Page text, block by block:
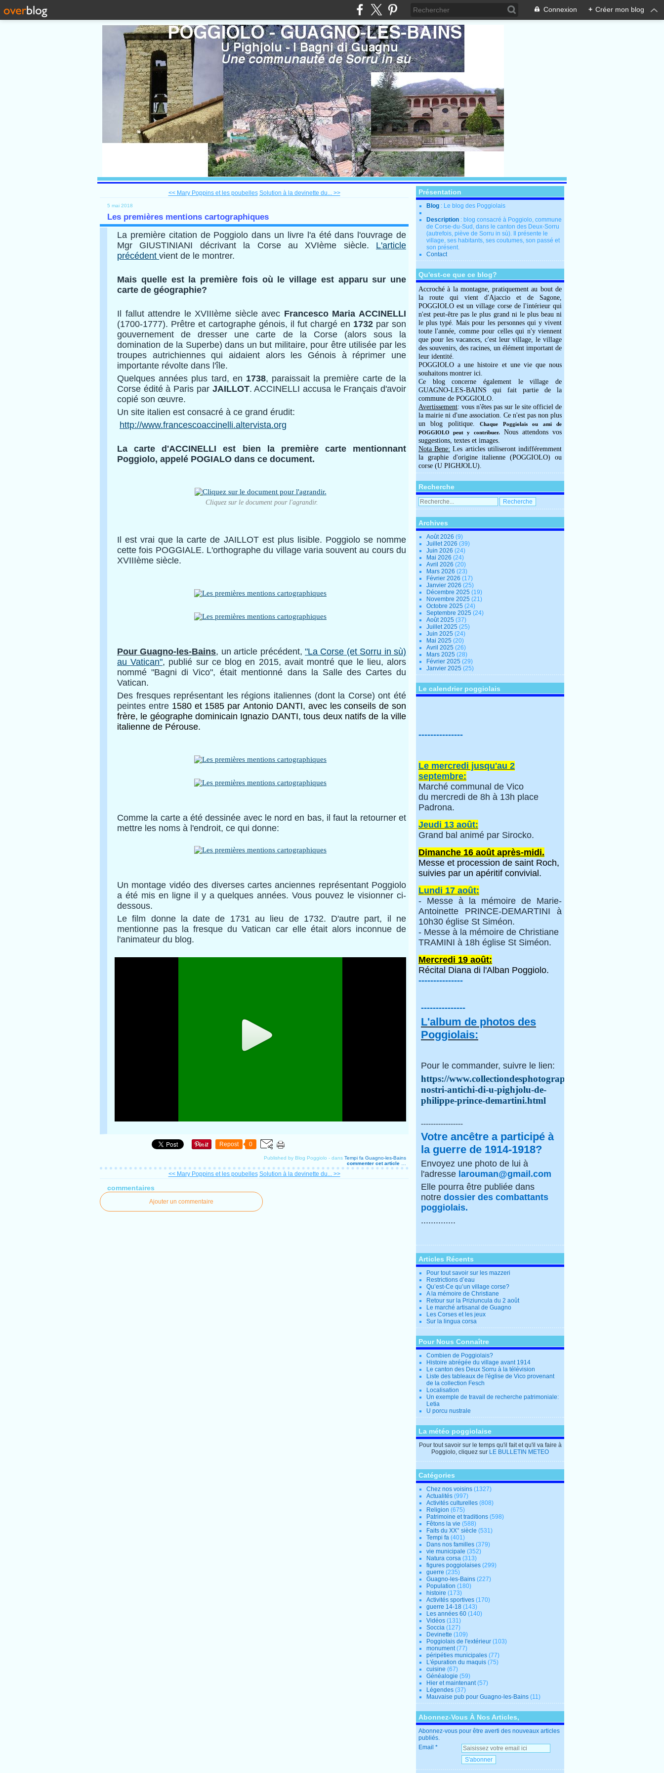
Connexion + Créer mon blog
<< Mary Poppins et les poubelles Solution à la devinette du... >>
5 mai 2018
Les premières mentions cartographiques
La première citation de Poggiolo dans un livre l'a été dans l'ouvrage de
Mgr GIUSTINIANI décrivant la Corse au XVIème siècle. L'article
précédent vient de le montrer.
Mais quelle est la première fois où le village est apparu sur une
carte de géographie?
Il fallut attendre le XVIIIème siècle avec Francesco Maria ACCINELLI
(1700-1777). Prêtre et cartographe génois, il fut chargé en 1732 par son
gouvernement de dresser une carte de la Corse (alors sous la
domination de la Superbe) dans un but militaire, pour être utilisée par les
troupes autrichiennes qui aidaient alors les Génois à réprimer une
importante révolte dans l'île.
Quelques années plus tard, en 1738, paraissait la première carte de la
Corse édité à Paris par JAILLOT. ACCINELLI accusa le Français d'avoir
copié son œuvre.
Un site italien est consacré à ce grand érudit:
http://www.francescoaccinelli.altervista.org
La carte d'ACCINELLI est bien la première carte mentionnant
Poggiolo, appelé POGIALO dans ce document.
Cliquez sur le document pour l'agrandir.
Il est vrai que la carte de JAILLOT est plus lisible. Poggiolo se nomme
cette fois POGGIALE. L'orthographe du village varia souvent au cours du
XVIIIème siècle.
Pour Guagno-les-Bains, un article précédent,"La Corse (et Sorru in sù)
au Vatican", publié sur ce blog en 2015, avait montré que le lieu, alors
nommé "Bagni di Vico", était mentionné dans la Salle des Cartes du
Vatican.
Des fresques représentant les régions italiennes (dont la Corse) ont été
peintes entre 1580 et 1585 par Antonio DANTI, avec les conseils de son
frère, le géographe dominicain Ignazio DANTI, tous deux natifs de la ville
italienne de Pérouse.
Comme la carte a été dessinée avec le nord en bas, il faut la retourner et
mettre les noms à l'endroit, ce qui donne:
Un montage vidéo des diverses cartes anciennes représentant Poggiolo
a été mis en ligne il y a quelques années. Vous pouvez le visionner ci-
dessous.
Le film donne la date de 1731 au lieu de 1732. D'autre part, il ne
mentionne pas la fresque du Vatican car elle était alors inconnue de
l'animateur du blog.
Repost 0
Published by Blog Poggiolo - dans Tempi fa Guagno-les-Bains
commenter cet article
<< Mary Poppins et les poubelles Solution à la devinette du... >>
commentaires
Ajouter un commentaire
Présentation
Blog : Le blog des Poggiolais
Description : blog consacré à Poggiolo, commune
de Corse-du-Sud, dans le canton des Deux-Sorru
(autrefois, piève de Sorru in sù). Il présente le
village, ses habitants, ses coutumes, son passé et
son présent.
Contact
Qu'est-ce que ce blog?
Accroché à la montagne, pratiquement au bout de
la route qui vient d'Ajaccio et de Sagone,
POGGIOLO est un village corse de l'intérieur qui
n'est peut-être pas le plus grand ni le plus beau ni
le plus typé. Mais pour les personnes qui y vivent
toute l'année, comme pour celles qui n'y viennent
que pour les vacances, c'est leur village, le village
des souvenirs, des racines, un élément important de
leur identité.
POGGIOLO a une histoire et une vie que nous
souhaitons montrer ici.
Ce blog concerne également le village de
GUAGNO-LES-BAINS qui fait partie de la
commune de POGGIOLO.
Avertissement: vous n'êtes pas sur le site officiel de
la mairie ni d'une association. Ce n'est pas non plus
un blog politique.Chaque Poggiolais ou ami de
POGGIOLO peut y contribuer.Nous attendons vos
suggestions, textes et images.
Nota Bene: Les articles utiliseront indifféremment
la graphie d'origine italienne (POGGIOLO) ou
corse (U PIGHJOLU).
Recherche
Archives
Août 2026 (9)
Juillet 2026 (39)
Juin 2026 (24)
Mai 2026 (24)
Avril 2026 (20)
Mars 2026 (23)
Février 2026 (17)
Janvier 2026 (25)
Décembre 2025 (19)
Novembre 2025 (21)
Octobre 2025 (24)
Septembre 2025 (24)
Août 2025 (37)
Juillet 2025 (25)
Juin 2025 (24)
Mai 2025 (20)
Avril 2025 (26)
Mars 2025 (28)
Février 2025 (29)
Janvier 2025 (25)
Le calendrier poggiolais
---------------
Le mercredi jusqu'au 2
septembre:
Marché communal de Vico
du mercredi de 8h à 13h place
Padrona.
Jeudi 13 août:
Grand bal animé par Sirocko.
Dimanche 16 août après-midi.
Messe et procession de saint Roch,
suivies par un apéritif convivial.
Lundi 17 août:
- Messe à la mémoire de Marie-
Antoinette PRINCE-DEMARTINI à
10h30 église St Siméon.
- Messe à la mémoire de Christiane
TRAMINI à 18h église St Siméon.
Mercredi 19 août:
Récital Diana di l'Alban Poggiolo.
---------------
---------------
L'album de photos des
Poggiolais:
Pour le commander, suivre le lien:
https://www.collectiondesphotographes.com/i-
nostri-antichi-di-u-pighjolu-de-
philippe-prince-demartini.html
-----------------
Votre ancêtre a participé à
la guerre de 1914-1918?
Envoyez une photo de lui à
l'adresse larouman@gmail.com
Elle pourra être publiée dans
notre dossier des combattants
poggiolais.
..............
Articles Récents
Pour tout savoir sur les mazzeri
Restrictions d’eau
Qu’est-Ce qu’un village corse?
A la mémoire de Christiane
Retour sur la Priziuncula du 2 août
Le marché artisanal de Guagno
Les Corses et les jeux
Sur la lingua corsa
Pour Nous Connaître
Combien de Poggiolais?
Histoire abrégée du village avant 1914
Le canton des Deux Sorru à la télévision
Liste des tableaux de l'église de Vico provenant
de la collection Fesch
Localisation
Un exemple de travail de recherche patrimoniale:
Letia
U porcu nustrale
La météo poggiolaise
Pour tout savoir sur le temps qu'il fait et qu'il va faire à
Poggiolo, cliquez sur LE BULLETIN METEO
Catégories
Chez nos voisins (1327)
Actualités (997)
Activités culturelles (808)
Religion (675)
Patrimoine et traditions (598)
Fêtons la vie (588)
Faits du XX° siècle (531)
Tempi fa (401)
Dans nos familles (379)
vie municipale (352)
Natura corsa (313)
figures poggiolaises (299)
guerre (235)
Guagno-les-Bains (227)
Population (180)
histoire (173)
Activités sportives (170)
guerre 14-18 (143)
Les années 60 (140)
Vidéos (131)
Soccia (127)
Devinette (109)
Poggiolais de l'extérieur (103)
monument(77)
péripéties municipales (77)
L'épuration du maquis (75)
cuisine (67)
Généalogie (59)
Hier et maintenant(57)
Légendes (37)
Mauvaise pub pour Guagno-les-Bains (11)
Abonnez-Vous À Nos Articles,
Abonnez-vous pour être averti des nouveaux articles
publiés.
Email